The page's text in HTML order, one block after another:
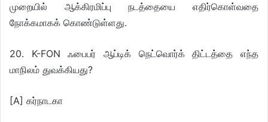
முறையில் ஆக்கிரமிப்பு நடத்தையை எதிர்கொள்வதை
நோக்கமாகக் கொண்டுள்ளது.
20. K-FON ஃபைபர் ஆப்டிக் நெட்வொர்க் திட்டத்தை எந்த
மாநிலம் துவக்கியது?
[A] கர்நாடகா